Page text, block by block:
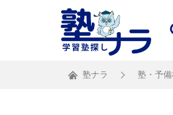
塾ナラ 塾・予備